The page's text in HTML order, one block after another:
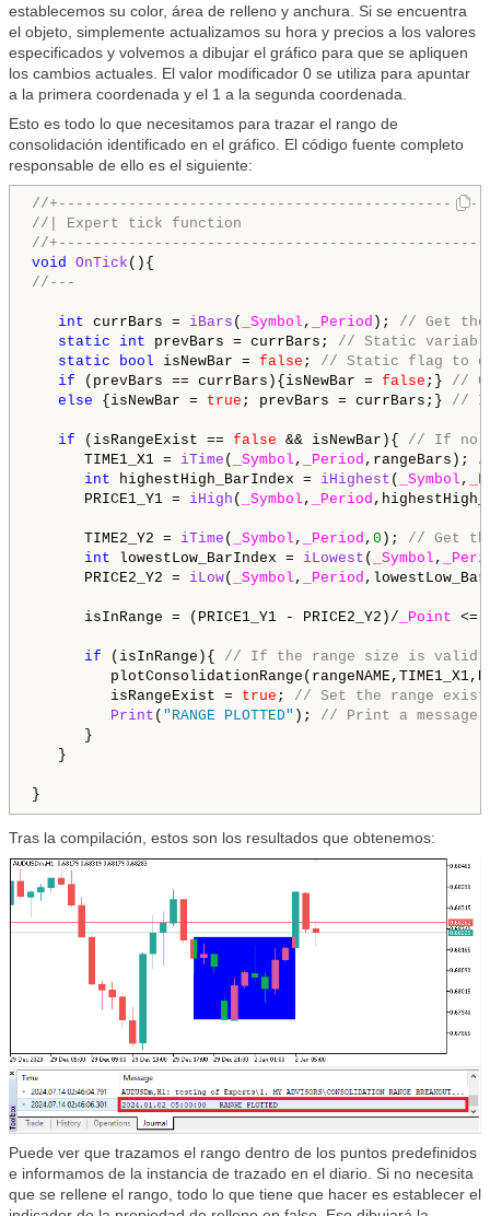
establecemos su color, área de relleno y anchura. Si se encuentra
el objeto, simplemente actualizamos su hora y precios a los valores
especificados y volvemos a dibujar el gráfico para que se apliquen
los cambios actuales. El valor modificador 0 se utiliza para apuntar
a la primera coordenada y el 1 a la segunda coordenada.
Esto es todo lo que necesitamos para trazar el rango de
consolidación identificado en el gráfico. El código fuente completo
responsable de ello es el siguiente:
//
//| Expert tick function
//
void
OnTick
//---
int currBars = iBars ( _Symbol , _Period ); // Get the
static
int prevBars = currBars; // Static
static
bool isNewBar = false ; // Static flag to
if (prevBars == currBars){isNewBar = false ;} //
else {isNewBar = true ; prevBars = currBars;} // If
if (isRangeExist == false && isNewBar){ // If no
TIME1_X1 = iTime ( _Symbol , _Period ,rangeBars);
int highestHigh_BarIndex = iHighest ( _Symbol ,
PRICE1_Y1 = iHigh ( _Symbol , _Period
TIME2_Y2 = iTime ( _Symbol , _Period , 0 ); // Get
int lowestLow_BarIndex = iLowest ( _Symbol ,
PRICE2_Y2 = iLow( _Symbol , _Period
isInRange = (PRICE1_Y1 - PRICE2_Y2)/ _Point <=
if (isInRange){ // If the range size is valid
isRangeExist = true ; // Set the range
Print ( "RANGE PLOTTED" ); // Print a
}
}
}
Tras la compilación, estos son los resultados que obtenemos:
Puede ver que trazamos el rango dentro de los puntos predefinidos
e informamos de la instancia de trazado en el diario. Si no necesita
que se rellene el rango, todo lo que tiene que hacer es establecer el